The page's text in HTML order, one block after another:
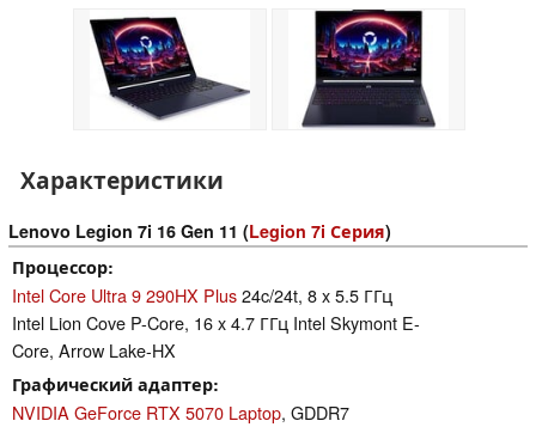
Характеристики
Lenovo Legion 7i 16 Gen 11 (Legion 7i Серия)
Процессор
Intel Core Ultra 9 290HX Plus24c/24t, 8 x 5.5 ГГц
Intel Lion Cove P-Core, 16 x 4.7 ГГц Intel Skymont E-
Core, Arrow Lake-HX
Графический адаптер
NVIDIA GeForce RTX 5070 Laptop, GDDR7